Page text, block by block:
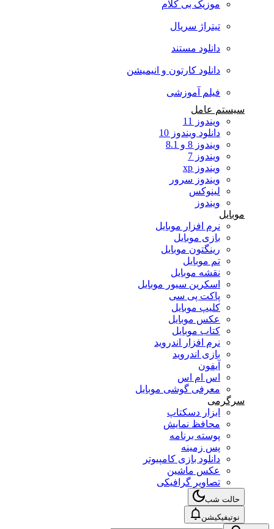
موزیک بی کلام
تیتراژ سریال
دانلود مستند
دانلود کارتون و انیمیشن
فیلم آموزشی
سیستم عامل
ویندوز 11
دانلود ویندوز 10
ویندوز 8 و 8.1
ویندوز 7
ویندوز xp
ویندوز سرور
لینوکس
ویندوز
موبایل
نرم افزار موبایل
بازی موبایل
رینگتون موبایل
تم موبایل
نقشه موبایل
اسکرین سیور موبایل
پاکت پی سی
کلیپ موبایل
عکس موبایل
کتاب موبایل
نرم افزار اندروید
بازی اندروید
آیفون
اس ام اس
معرفی گوشی موبایل
سرگرمی
ابزار دسکتاپ
محافظ نمایش
پوسته برنامه
پس زمینه
دانلود بازی کامپیوتر
عکس ماشین
تصاویر گرافیکی
حالت شب
نوتیفیکیشن